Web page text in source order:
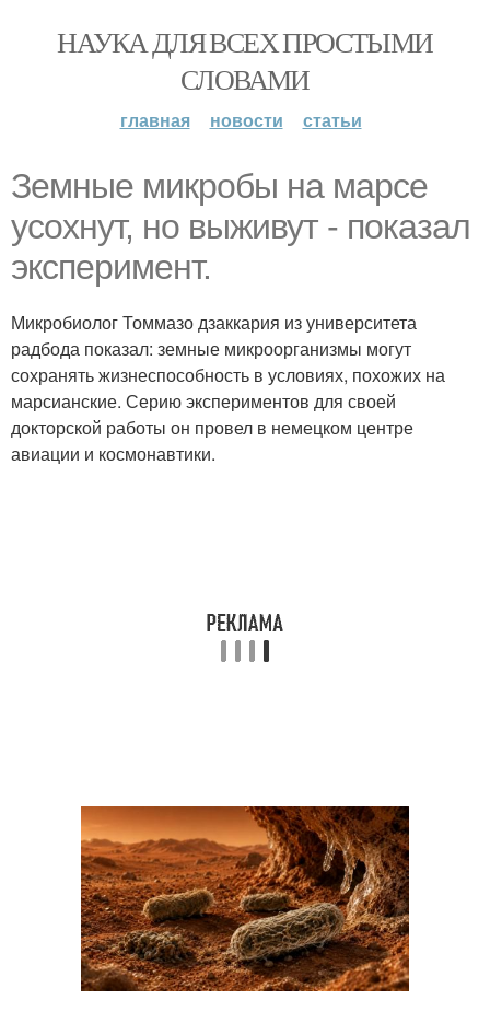
НАУКА ДЛЯ ВСЕХ ПРОСТЫМИ
СЛОВАМИ
главная новости статьи
Земные микробы на марсе
усохнут, но выживут - показал
эксперимент.
Микробиолог Томмазо дзаккария из университета
радбода показал: земные микроорганизмы могут
сохранять жизнеспособность в условиях, похожих на
марсианские. Серию экспериментов для своей
докторской работы он провел в немецком центре
авиации и космонавтики.